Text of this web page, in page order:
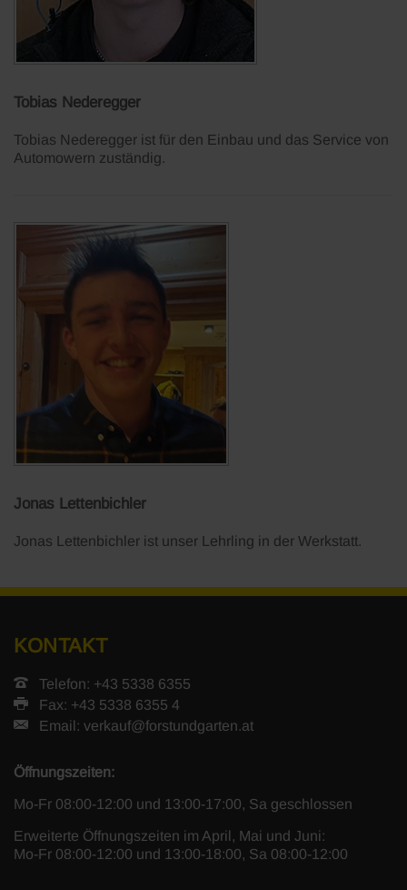
Tobias Nederegger
Tobias Nederegger ist für den Einbau und das Service von
Automowern zuständig.
Jonas Lettenbichler
Jonas Lettenbichler ist unser Lehrling in der Werkstatt.
KONTAKT
Telefon: +43 5338 6355
Fax: +43 5338 6355 4
Email: verkauf@forstundgarten.at
Öffnungszeiten:
Mo-Fr 08:00-12:00 und 13:00-17:00, Sa geschlossen
Erweiterte Öffnungszeiten im April, Mai und Juni:
Mo-Fr 08:00-12:00 und 13:00-18:00, Sa 08:00-12:00